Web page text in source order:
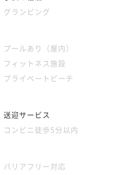
グランピング
プールあり（屋内）
フィットネス施設
プライベートビーチ
送迎サービス
コンビニ徒歩5分以内
バリアフリー対応